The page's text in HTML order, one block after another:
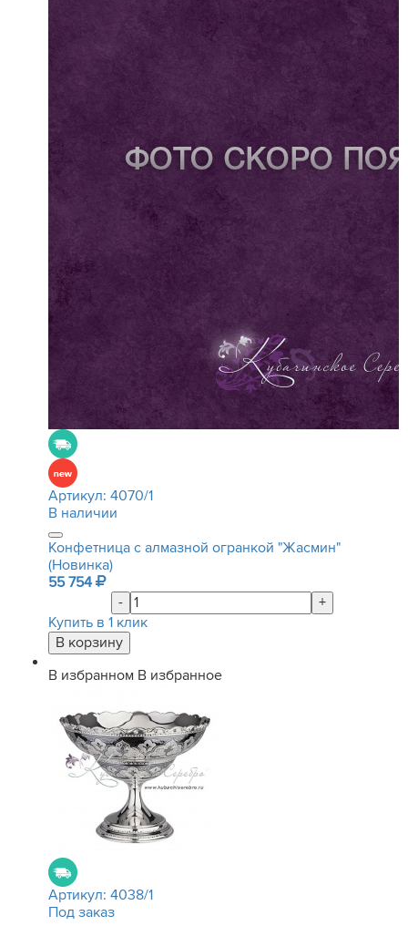
Артикул: 4070/1
В наличии
Конфетница с алмазной огранкой "Жасмин"
(Новинка)
55 754
-
+
Купить в 1 клик
В избранном В избранное
Артикул: 4038/1
Под заказ